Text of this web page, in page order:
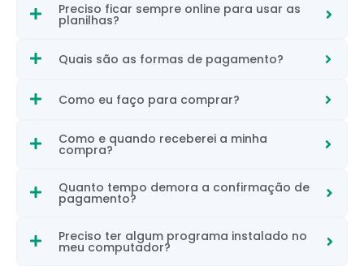
Preciso ficar sempre online para usar as
planilhas?
Quais são as formas de pagamento?
Como eu faço para comprar?
Como e quando receberei a minha
compra?
Quanto tempo demora a confirmação de
pagamento?
Preciso ter algum programa instalado no
meu computador?